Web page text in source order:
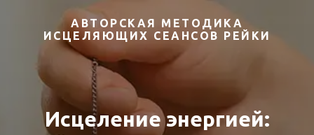
АВТОРСКАЯ МЕТОДИКА
ИСЦЕЛЯЮЩИХ СЕАНСОВ РЕЙКИ
Исцеление энергией: